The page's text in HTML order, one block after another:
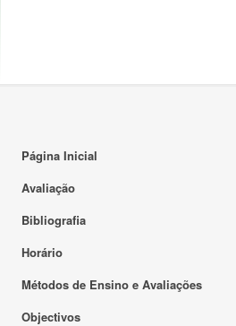
Página Inicial
Avaliação
Bibliografia
Horário
Métodos de Ensino e Avaliações
Objectivos